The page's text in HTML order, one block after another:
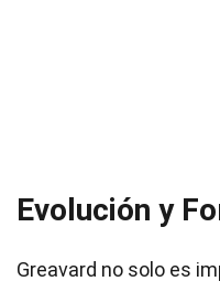
Evolución y
Greavard no solo es